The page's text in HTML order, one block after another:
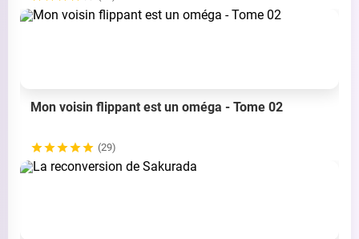
Mon voisin flippant est un oméga - Tome 02
(29)